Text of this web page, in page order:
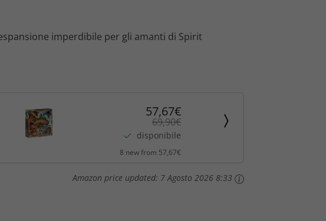
€imperdibile per gli amanti di Spirit
57,67€
69,90€
disponibile
8 new from 57,67€
Amazon price updated: 7 Agosto 2026 8:33